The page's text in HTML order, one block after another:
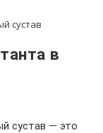
сустав
в
сустав — это